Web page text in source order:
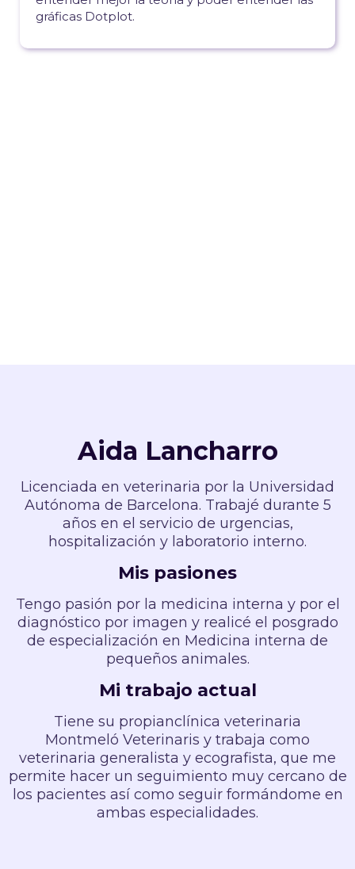
Aida Lancharro
Licenciada en veterinaria por la Universidad
Autónoma de Barcelona. Trabajé durante 5
años en el servicio de urgencias,
hospitalización y laboratorio interno.
Mis pasiones
Tengo pasión por la medicina interna y por el
diagnóstico por imagen y realicé el posgrado
de especialización en Medicina interna de
pequeños animales.
Mi trabajo actual
Tiene su propianclínica veterinaria
Montmeló Veterinaris y trabaja como
veterinaria generalista y ecografista, que me
permite hacer un seguimiento muy cercano de
los pacientes así como seguir formándome en
ambas especialidades.